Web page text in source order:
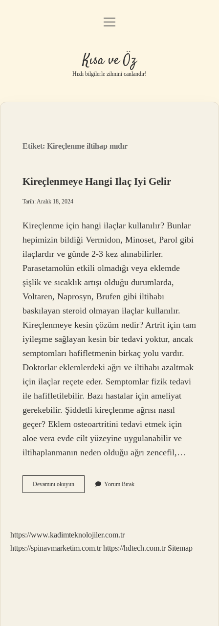
Anasayfa
Gizlilik Politikası
Yasal Uyarı
menüyü
Kısa ve Öz
Hızlı bilgilerle zihnini canlandır!
Etiket:Kireçlenme iltihap mıdır
Kireçlenmeye Hangi Ilaç Iyi Gelir
Tarih: Aralık 18, 2024
Kireçlenme için hangi ilaçlar kullanılır? Bunlar
hepimizin bildiği Vermidon, Minoset, Parol gibi
ilaçlardır ve günde 2-3 kez alınabilirler.
Parasetamolün etkili olmadığı veya eklemde
şişlik ve sıcaklık artışı olduğu durumlarda,
Voltaren, Naprosyn, Brufen gibi iltihabı
baskılayan steroid olmayan ilaçlar kullanılır.
Kireçlenmeye kesin çözüm nedir? Artrit için tam
iyileşme sağlayan kesin bir tedavi yoktur, ancak
semptomları hafifletmenin birkaç yolu vardır.
Doktorlar eklemlerdeki ağrı ve iltihabı azaltmak
için ilaçlar reçete eder. Semptomlar fizik tedavi
ile hafifletilebilir. Bazı hastalar için ameliyat
gerekebilir. Şiddetli kireçlenme ağrısı nasıl
geçer? Eklem osteoartritini tedavi etmek için
aloe vera evde cilt yüzeyine uygulanabilir ve
iltihaplanmanın neden olduğu ağrı zencefil,…
Devamını okuyunKireçlenmeye
Hangi
Yorum Bırak
https://www.kadimteknolojiler.com.tr
https://spinavmarketim.com.tr https://hdtech.com.tr Sitemap